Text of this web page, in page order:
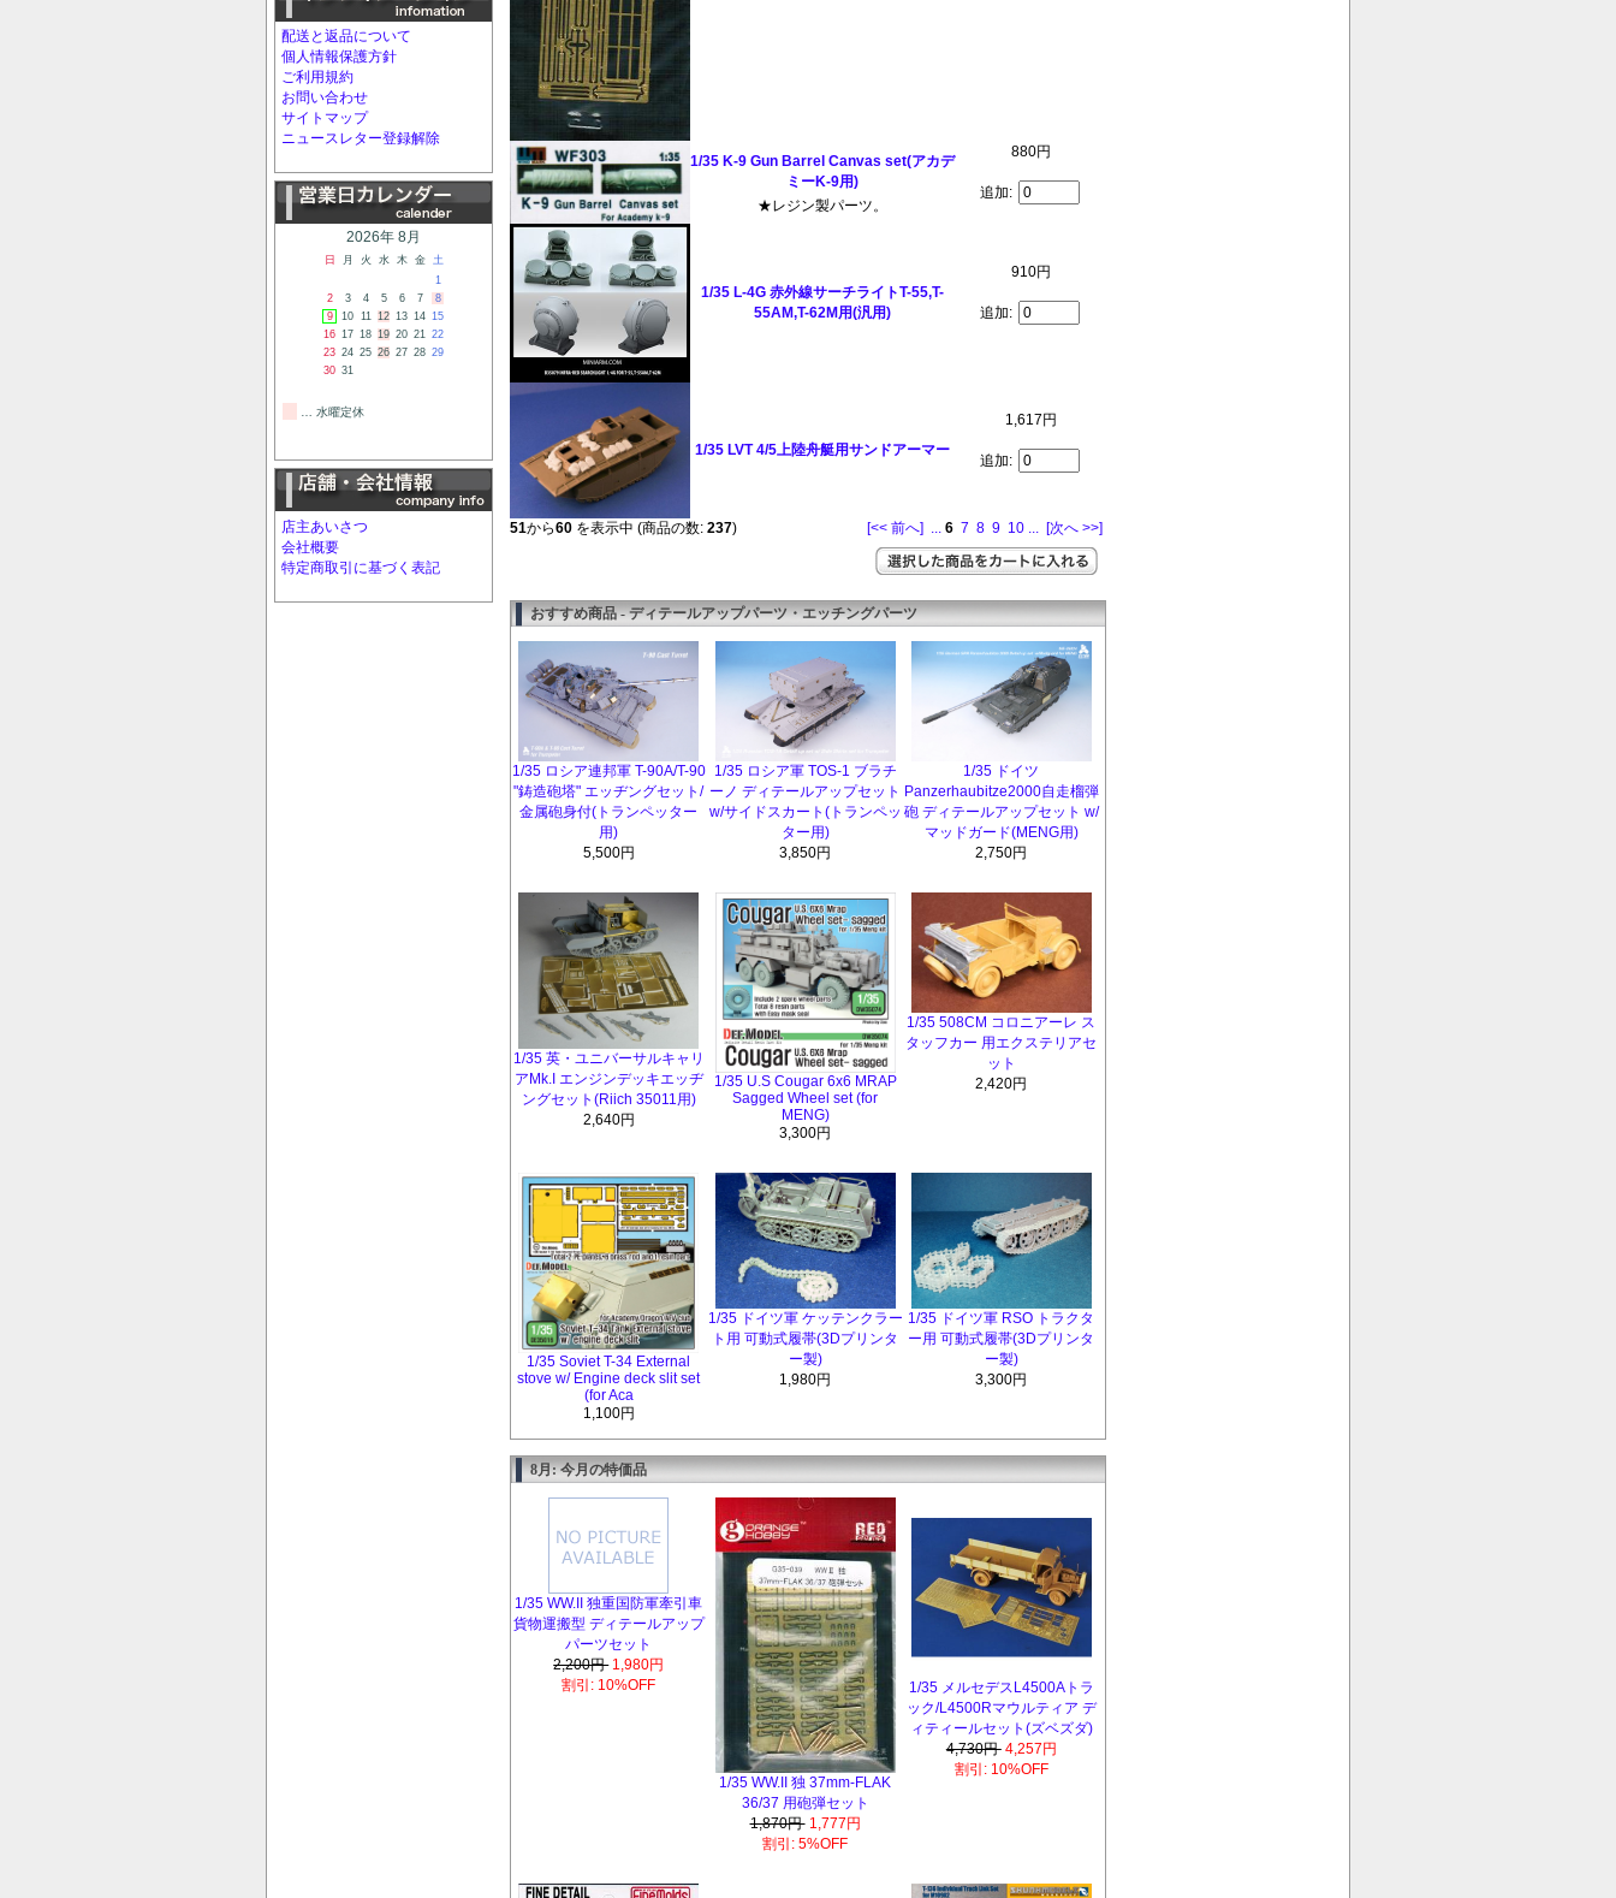
配送と返品について
個人情報保護方針
ご利用規約
お問い合わせ
サイトマップ
ニュースレター登録解除
2026年 8月
日 月 火 水 木 金
土
1
2
3 4 5 6 7
8
9
10 11 12 13 14 15
16 17 18 19 20 21 22
23 24 25 26 27 28 29
30 31
… 水曜定休
店主あいさつ
会社概要
特定商取引に基づく表記
1/35 K-9 Gun Barrel Canvas set(アカデ
ミーK-9用)
★レジン製パーツ。
880円
追加:
1/35 L-4G 赤外線サーチライトT-55,T-
55AM,T-62M用(汎用)
910円
追加:
1/35 LVT 4/5上陸舟艇用サンドアーマー
1,617円
追加:
51から60を表示中 (商品の数: 237) [<< 前へ] ... 6 7 8 9 10 ... [次へ >>]
おすすめ商品 - ディテールアップパーツ・エッチングパーツ
1/35 ロシア連邦軍 T-90A/T-90
"鋳造砲塔" エッヂングセット/
金属砲身付(トランペッター
用)
5,500円
1/35 ロシア軍 TOS-1 ブラチ
ーノ ディテールアップセット
w/サイドスカート(トランペッ
ター用)
3,850円
1/35 ドイツ
Panzerhaubitze2000自走榴弾
砲 ディテールアップセット w/
マッドガード(MENG用)
2,750円
1/35 英・ユニバーサルキャリ
アMk.I エンジンデッキエッヂ
ングセット(Riich 35011用)
2,640円
1/35 U.S Cougar 6x6 MRAP
Sagged Wheel set (for
MENG)
3,300円
1/35 508CM コロニアーレ ス
タッフカー 用エクステリアセ
ット
2,420円
1/35 Soviet T-34 External
stove w/ Engine deck slit set
(for Aca
1,100円
1/35 ドイツ軍 ケッテンクラー
ト用 可動式履帯(3Dプリンタ
ー製)
1,980円
1/35 ドイツ軍 RSO トラクタ
ー用 可動式履帯(3Dプリンタ
ー製)
3,300円
8月: 今月の特価品
1/35 WW.II 独重国防軍牽引車
貨物運搬型 ディテールアップ
パーツセット
2,200円 1,980円
割引: 10%OFF
1/35 WW.II 独 37mm-FLAK
36/37 用砲弾セット
1,870円 1,777円
割引: 5%OFF
1/35 メルセデスL4500Aトラ
ック/L4500Rマウルティア デ
ィティールセット(ズベズダ)
4,730円 4,257円
割引: 10%OFF